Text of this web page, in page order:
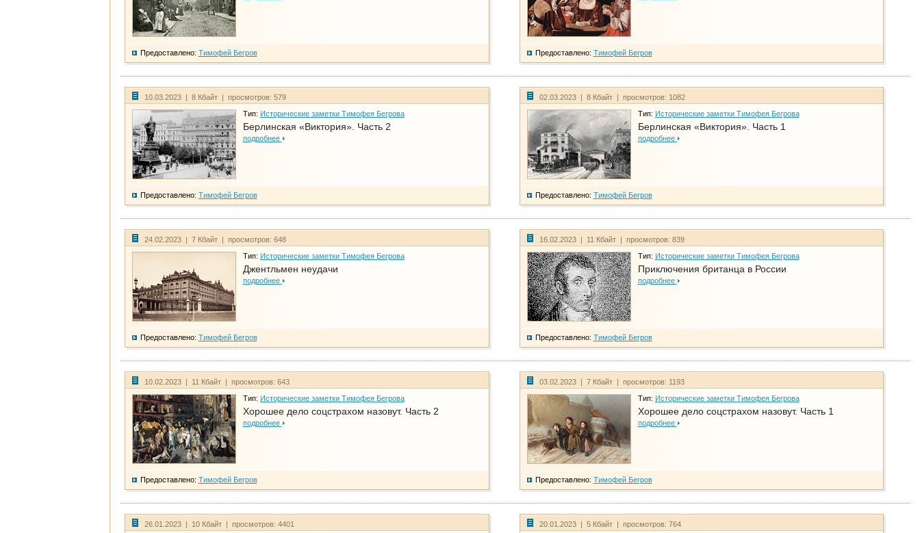
Предоставлено: Тимофей Бегров Предоставлено: Тимофей Бегров
10.03.2023 | 8 Кбайт | просмотров: 579
Тип: Исторические заметки Тимофея Бегрова
Берлинская «Виктория». Часть 2
подробнее
Предоставлено: Тимофей Бегров
02.03.2023 | 8 Кбайт | просмотров: 1082
Тип: Исторические заметки Тимофея Бегрова
Берлинская «Виктория». Часть 1
подробнее
Предоставлено: Тимофей Бегров
24.02.2023 | 7 Кбайт | просмотров: 648
Тип: Исторические заметки Тимофея Бегрова
Джентльмен неудачи
подробнее
Предоставлено: Тимофей Бегров
16.02.2023 | 11 Кбайт | просмотров: 839
Тип: Исторические заметки Тимофея Бегрова
Приключения британца в России
подробнее
Предоставлено: Тимофей Бегров
10.02.2023 | 11 Кбайт | просмотров: 643
Тип: Исторические заметки Тимофея Бегрова
Хорошее дело соцстрахом назовут. Часть 2
подробнее
Предоставлено: Тимофей Бегров
03.02.2023 | 7 Кбайт | просмотров: 1193
Тип: Исторические заметки Тимофея Бегрова
Хорошее дело соцстрахом назовут. Часть 1
подробнее
Предоставлено: Тимофей Бегров
26.01.2023 | 10 Кбайт | просмотров: 4401 20.01.2023 | 5 Кбайт | просмотров: 764